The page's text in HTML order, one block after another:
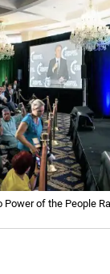
of the People